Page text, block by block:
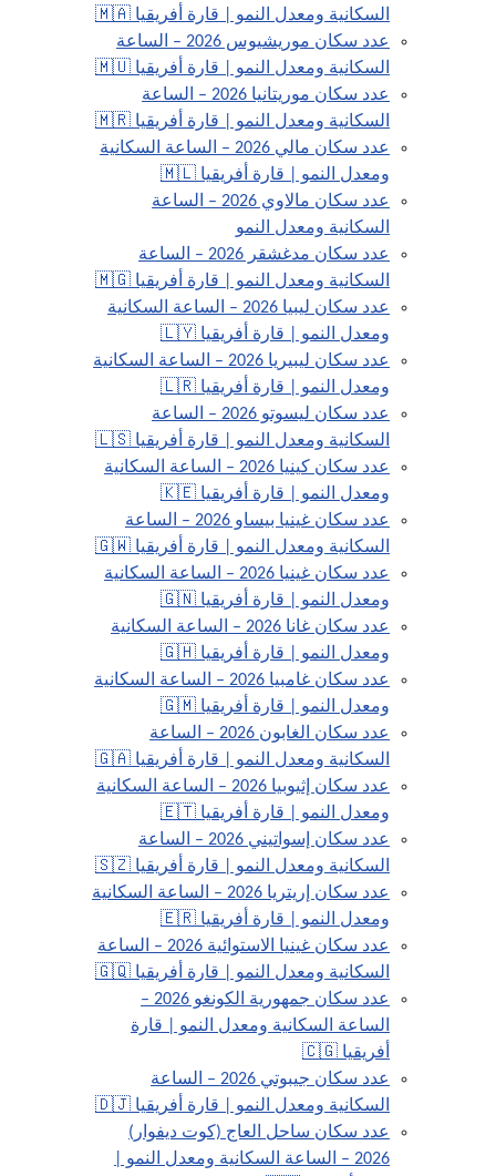
السكانية ومعدل النمو | قارة أفريقيا 🇲🇦
عدد سكان موريشيوس 2026 – الساعة
السكانية ومعدل النمو | قارة أفريقيا 🇲🇺
عدد سكان موريتانيا 2026 – الساعة
السكانية ومعدل النمو | قارة أفريقيا 🇲🇷
عدد سكان مالي 2026 – الساعة السكانية
ومعدل النمو | قارة أفريقيا 🇲🇱
عدد سكان مالاوي 2026 – الساعة
السكانية ومعدل النمو
عدد سكان مدغشقر 2026 – الساعة
السكانية ومعدل النمو | قارة أفريقيا 🇲🇬
عدد سكان ليبيا 2026 – الساعة السكانية
ومعدل النمو | قارة أفريقيا 🇱🇾
عدد سكان ليبيريا 2026 – الساعة السكانية
ومعدل النمو | قارة أفريقيا 🇱🇷
عدد سكان ليسوتو 2026 – الساعة
السكانية ومعدل النمو | قارة أفريقيا 🇱🇸
عدد سكان كينيا 2026 – الساعة السكانية
ومعدل النمو | قارة أفريقيا 🇰🇪
عدد سكان غينيا بيساو 2026 – الساعة
السكانية ومعدل النمو | قارة أفريقيا 🇬🇼
عدد سكان غينيا 2026 – الساعة السكانية
ومعدل النمو | قارة أفريقيا 🇬🇳
عدد سكان غانا 2026 – الساعة السكانية
ومعدل النمو | قارة أفريقيا 🇬🇭
عدد سكان غامبيا 2026 – الساعة السكانية
ومعدل النمو | قارة أفريقيا 🇬🇲
عدد سكان الغابون 2026 – الساعة
السكانية ومعدل النمو | قارة أفريقيا 🇬🇦
عدد سكان إثيوبيا 2026 – الساعة السكانية
ومعدل النمو | قارة أفريقيا 🇪🇹
عدد سكان إسواتيني 2026 – الساعة
السكانية ومعدل النمو | قارة أفريقيا 🇸🇿
عدد سكان إريتريا 2026 – الساعة السكانية
ومعدل النمو | قارة أفريقيا 🇪🇷
عدد سكان غينيا الاستوائية 2026 – الساعة
السكانية ومعدل النمو | قارة أفريقيا 🇬🇶
عدد سكان جمهورية الكونغو 2026 –
الساعة السكانية ومعدل النمو | قارة
أفريقيا 🇨🇬
عدد سكان جيبوتي 2026 – الساعة
السكانية ومعدل النمو | قارة أفريقيا 🇩🇯
عدد سكان ساحل العاج (كوت ديفوار)
2026 – الساعة السكانية ومعدل النمو |